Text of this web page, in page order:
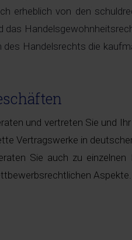
erheblich von den
das
Handelsrechts die
und vertreten Sie und
Vertragswerke in
Sie auch zu
Aspekte.